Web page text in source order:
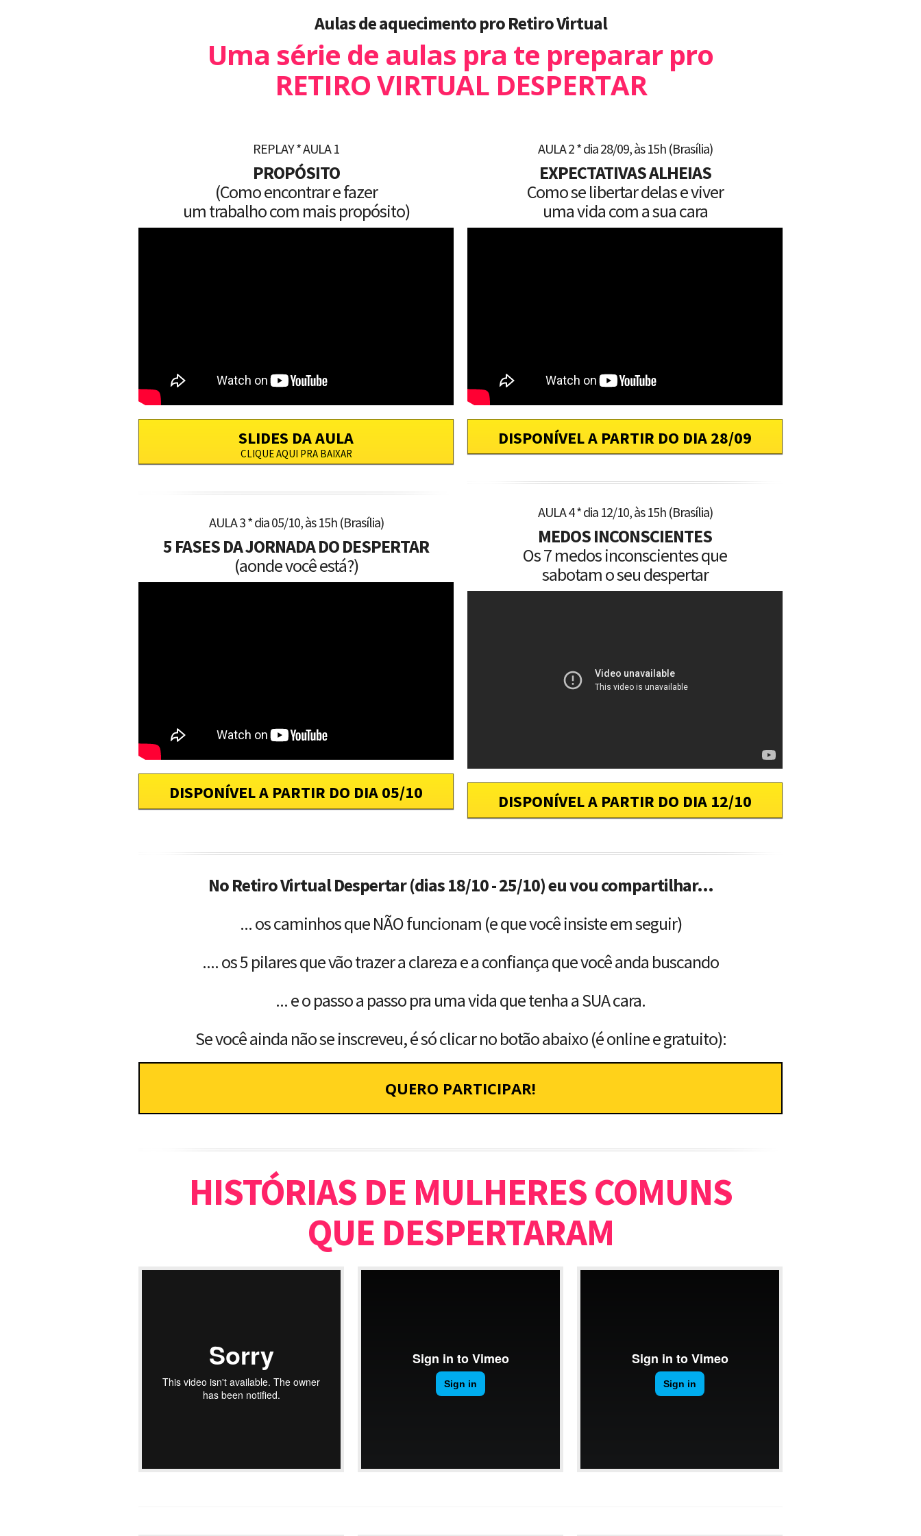
Aulas de aquecimento pro Retiro Virtual
Uma série de aulas pra te preparar pro
RETIRO VIRTUAL DESPERTAR
REPLAY * AULA 1
PROPÓSITO
(Como encontrar e fazer
um trabalho com mais propósito)
SLIDES DA AULA
CLIQUE AQUI PRA BAIXAR
AULA 3 * dia 05/10, às 15h (Brasília)
5 FASES DA JORNADA DO DESPERTAR
(aonde você está?)
DISPONÍVEL A PARTIR DO DIA 05/10
AULA 2 * dia 28/09, às 15h (Brasília)
EXPECTATIVAS ALHEIAS
Como se libertar delas e viver
uma vida com a sua cara
DISPONÍVEL A PARTIR DO DIA 28/09
AULA 4 * dia 12/10, às 15h (Brasília)
MEDOS INCONSCIENTES
Os 7 medos inconscientes que
sabotam o seu despertar
DISPONÍVEL A PARTIR DO DIA 12/10
No Retiro Virtual Despertar (dias 18/10 - 25/10) eu vou compartilhar...
... os caminhos que NÃO funcionam (e que você insiste em seguir)
.... os 5 pilares que vão trazer a clareza e a confiança que você anda buscando
... e o passo a passo pra uma vida que tenha a SUA cara.
Se você ainda não se inscreveu, é só clicar no botão abaixo (é online e gratuito):
QUERO PARTICIPAR!
HISTÓRIAS DE MULHERES COMUNS
QUE DESPERTARAM